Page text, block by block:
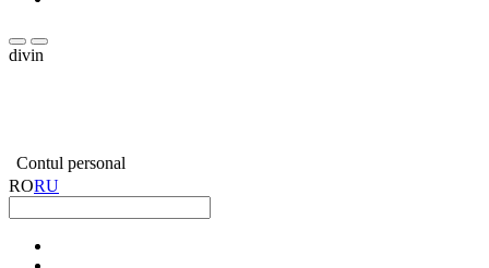
divin
Contul personal
RORU